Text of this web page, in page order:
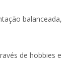
balanceada,
de hobbies e